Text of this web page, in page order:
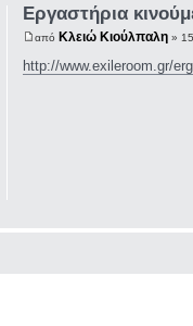
Εργαστήρια
από Κλειώ Κιούλπαλη »
http://www.exileroom.gr/